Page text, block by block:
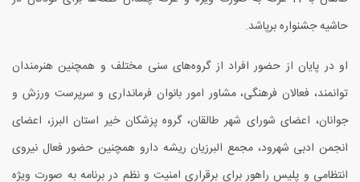
حاشیه جشنواره برپاشد.
او در پایان از حضور افراد از گروه‌های سنی مختلف و همچنین هنرمندان
توانمند، فعالان فرهنگی، مشاور امور بانوان فرمانداری و سرپرست ورزش و
جوانان، اعضای شورای شهر طالقان، گروه پزشکان خیر استان البرز، اعضای
انجمن ادبی شهرود، مجمع البرزیان ریشه دارو همچنین حضور فعال نیروی
انتظامی و پلیس راهور برای برقراری امنیت و نظم در برنامه به صورت ویژه